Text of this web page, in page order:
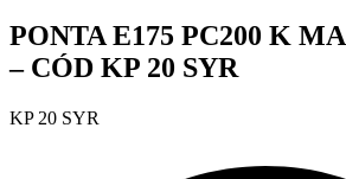
PONTA E175 PC200 K
– CÓD KP 20 SYR
KP 20 SYR